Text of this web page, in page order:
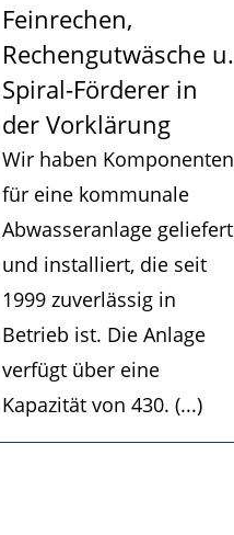
Feinrechen,
Rechengutwäsche u.
Spiral-Förderer in
der Vorklärung
Wir haben Komponenten
für eine kommunale
Abwasseranlage geliefert
und installiert, die seit
1999 zuverlässig in
Betrieb ist. Die Anlage
verfügt über eine
Kapazität von 430. (...)